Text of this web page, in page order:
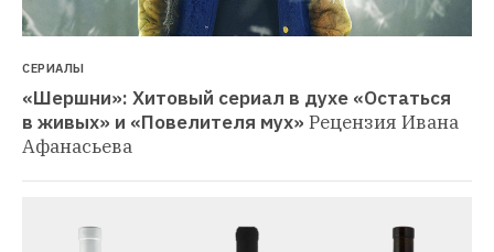
СЕРИАЛЫ
«Шершни»: Хитовый сериал в духе «Остаться
в живых» и «Повелителя мух» Рецензия Ивана
Афанасьева